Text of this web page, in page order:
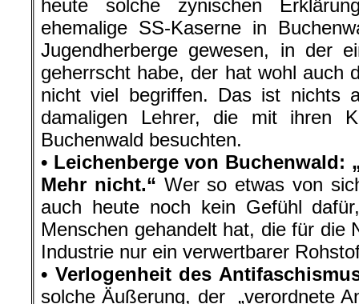
heute solche zynischen
ehemalige SS-Kaserne in
Jugendherberge gewesen, in der
geherrscht habe, der hat wohl auch
nicht viel begriffen. Das ist nichts
damaligen Lehrer, die mit ihren
Buchenwald besuchten.
• Leichenberge von Buchenwald:
Mehr nicht.“ Wer so etwas von
auch heute noch kein Gefühl
Menschen gehandelt hat, die für die
Industrie nur ein verwertbarer
• Verlogenheit des
solche Äußerung, der „verordnete